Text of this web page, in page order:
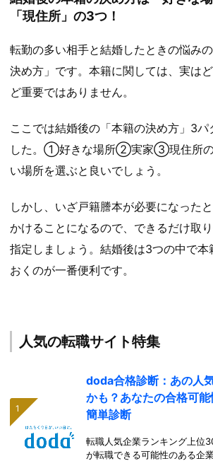
「現住所」の3つ！
転勤の多い相手と結婚したときの悩み
決め方」です。本籍に関しては、実は
ど重要ではありません。
ここでは結婚後の「本籍の決め方」3パ
した。①好きな場所②実家③現住所の
い場所を選ぶと良いでしょう。
しかし、いざ戸籍謄本が必要になった
かけることになるので、できるだけ取
指定しましょう。結婚後は3つの中で本
おくのが一番便利です。
人気の転職サイト特集
doda合格診断：あの人
かも？あなたの合格可
簡単診断
転職人気企業ランキング上位
が転職できる可能性のある企